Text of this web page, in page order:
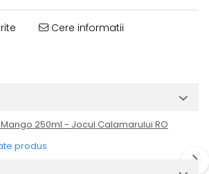
Cere informatii
250ml - Jocul Calamarului RO
produs